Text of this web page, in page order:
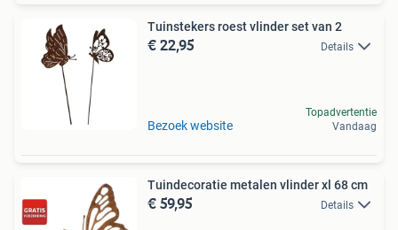
Tuinstekers roest vlinder set van 2
€ 22,95 Details
Bezoek website
Topadvertentie
Vandaag
Tuindecoratie metalen vlinder xl 68 cm
€ 59,95 Details